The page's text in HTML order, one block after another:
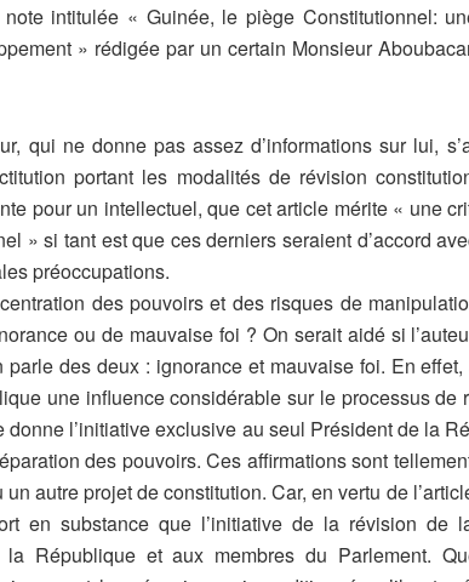
intitulée « Guinée, le piège Constitutionnel:
» rédigée par un certain Monsieur
qui ne donne pas assez d’informations sur lui,
portant les modalités de révision
pour un intellectuel, que cet article mérite « une
» si tant est que ces derniers seraient d’accord
préoccupations.
des pouvoirs et des risques de
ou de mauvaise foi ? On serait aidé si
des deux : ignorance et mauvaise foi. En effet,
une influence considérable sur le processus de
donne l’initiative exclusive au seul Président de la
des pouvoirs. Ces affirmations sont
autre projet de constitution. Car, en vertu de
en substance que l’initiative de la révision de
République et aux membres du Parlement.